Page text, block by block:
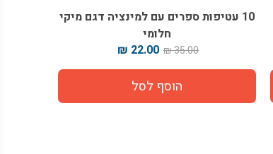
10 עטיפות ספרים עם למינציה דגם מיקי
חלומי
35.00 ₪
22.00 ₪